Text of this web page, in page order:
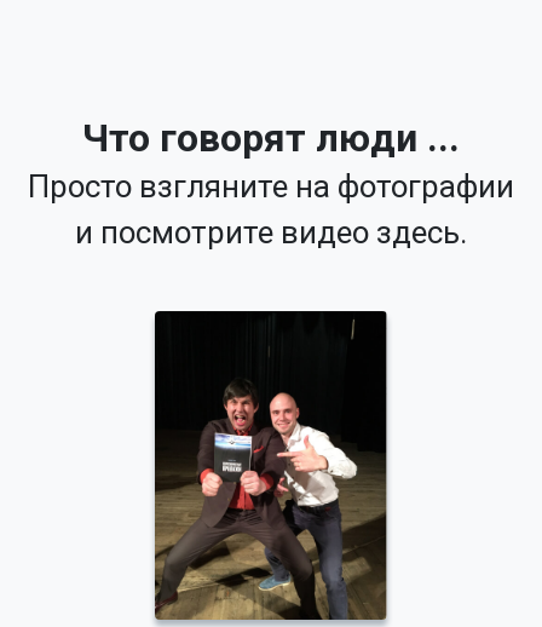
Что говорят люди ...
Просто взгляните на фотографии
и посмотрите видео здесь.